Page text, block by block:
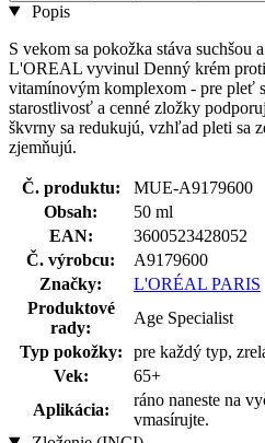
Popis
S vekom sa pokožka stáva suchšou
L'OREAL vyvinul Denný krém
vitamínovým komplexom - pre pleť
starostlivosť a cenné zložky
škvrny sa redukujú, vzhľad pleti sa
zjemňujú.
Č. produktu:
MUE-A9179600
Obsah:
50 ml
EAN:
3600523428052
Č. výrobcu:
A9179600
Značky:
L'ORÉAL PARIS
Produktové
rady:
Age Specialist
Typ pokožky:
pre každý typ,
Vek:
65+
Aplikácia:
ráno naneste na
vmasírujte.